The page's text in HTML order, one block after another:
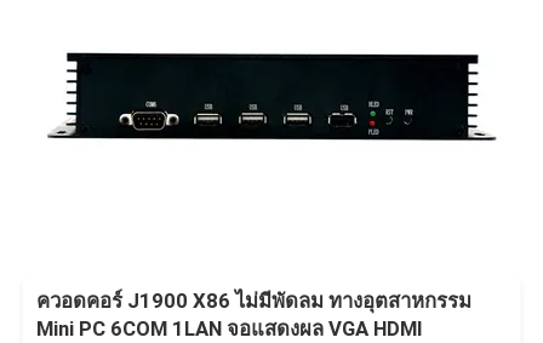
ควอดคอร์ J1900 X86 ไม่มีพัดลม ทางอุตสาหกรรม
Mini PC 6COM 1LAN จอแสดงผล VGA HDMI